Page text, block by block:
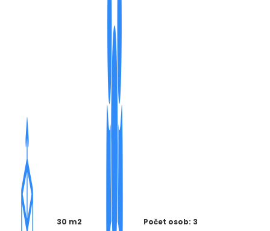
30 m2 Počet osob: 3